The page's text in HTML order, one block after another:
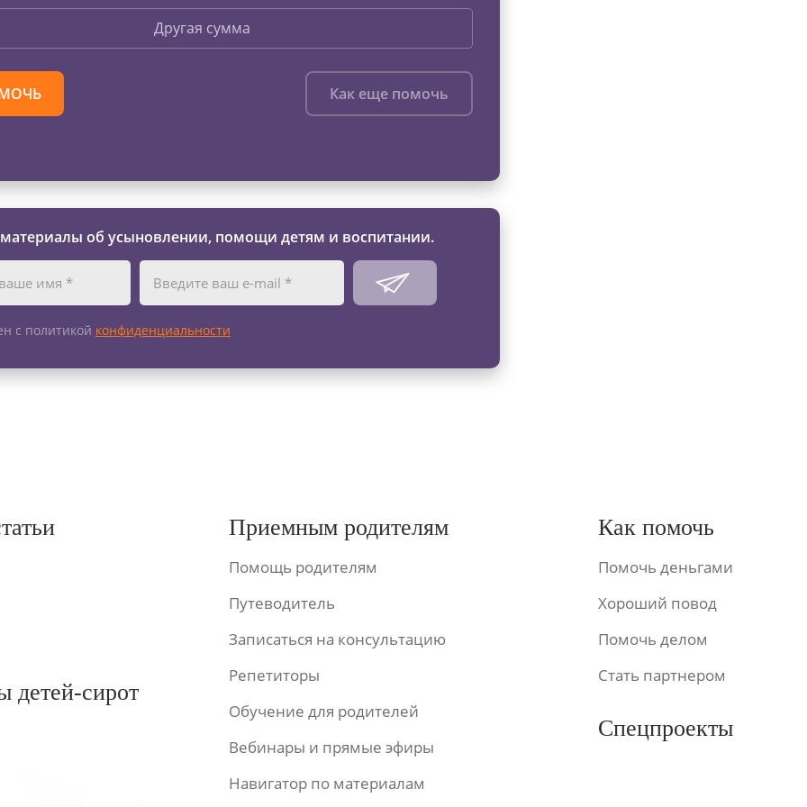
Другая сумма
Как еще помочь
об усыновлении, помощи детям и воспитании.
с политикой конфиденциальности
детей-сирот
Приемным родителям
Помощь родителям
Путеводитель
Записаться на консультацию
Репетиторы
Обучение для родителей
Вебинары и прямые эфиры
Навигатор по материалам
Как помочь
Помочь деньгами
Хороший повод
Помочь делом
Стать партнером
Спецпроекты